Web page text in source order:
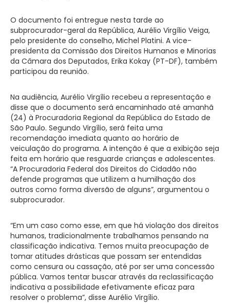
O documento foi entregue nesta tarde ao
subprocurador-geral da República, Aurélio Virgílio Veiga,
pelo presidente do conselho, Michel Platini. A vice-
presidenta da Comissão dos Direitos Humanos e Minorias
da Câmara dos Deputados, Erika Kokay (PT-DF), também
participou da reunião.
Na audiência, Aurélio Virgílio recebeu a representação e
disse que o documento será encaminhado até amanhã
(24) à Procuradoria Regional da República do Estado de
São Paulo. Segundo Virgílio, será feita uma
recomendação imediata quanto ao horário de
veiculação do programa. A intenção é que a exibição seja
feita em horário que resguarde crianças e adolescentes.
“A Procuradoria Federal dos Direitos do Cidadão não
defende programas que utilizem a humilhação dos
outros como forma diversão de alguns”, argumentou o
subprocurador.
“Em um caso como esse, em que há violação dos direitos
humanos, tradicionalmente trabalhamos pensando na
classificação indicativa. Temos muita preocupação de
tomar atitudes drásticas que possam ser entendidas
como censura ou cassação, até por ser uma concessão
pública. Vamos tentar buscar através da reclassificação
indicativa a possibilidade efetivamente eficaz para
resolver o problema”, disse Aurélio Virgílio.